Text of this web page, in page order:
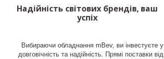
Надійність світових брендів, ваш
успіх
Вибираючи обладнання mBev, ви інвестуєте у
довговічність та надійність. Прямі поставки від